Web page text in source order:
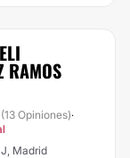
RAMOS
(13 Opiniones)·
Lagasca, 27 1J, Madrid